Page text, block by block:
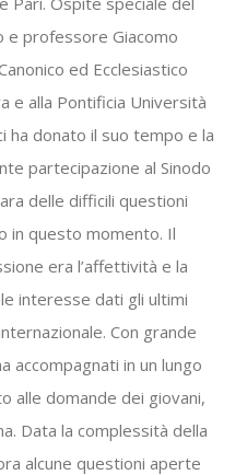
e professore Giacomo
ed Ecclesiastico
e alla Pontificia Università
ha donato il suo tempo e la
partecipazione al Sinodo
delle difficili questioni
in questo momento. Il
era l’affettività e la
interesse dati gli ultimi
Con grande
accompagnati in un lungo
alle domande dei giovani,
Data la complessità della
alcune questioni aperte